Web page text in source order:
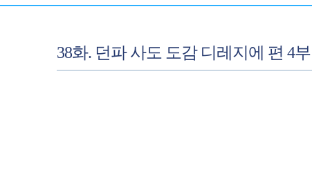
38화. 던파 사도 도감 디레지에 편 4부